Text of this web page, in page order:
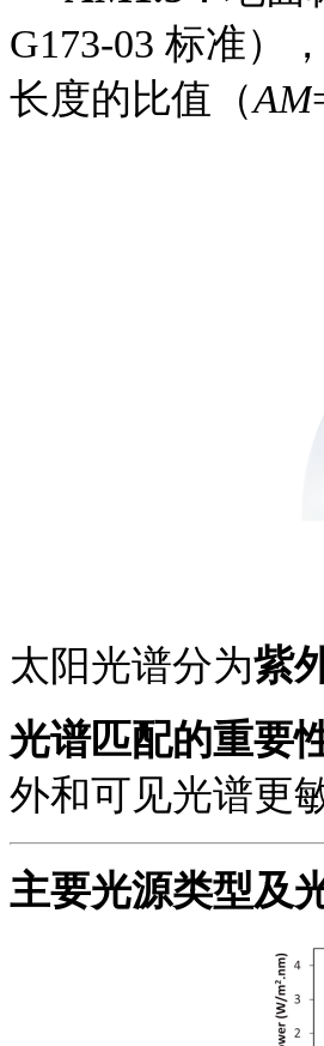
G173-03 标准）
长度的比值（AM
太阳光谱分为紫
光谱匹配的重要
外和可见光谱更
主要光源类型及